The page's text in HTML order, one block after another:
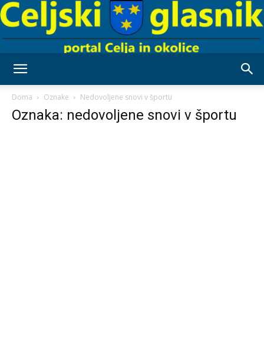
Doma Oznake Nedovoljene snovi v športu
Oznaka: nedovoljene snovi v športu